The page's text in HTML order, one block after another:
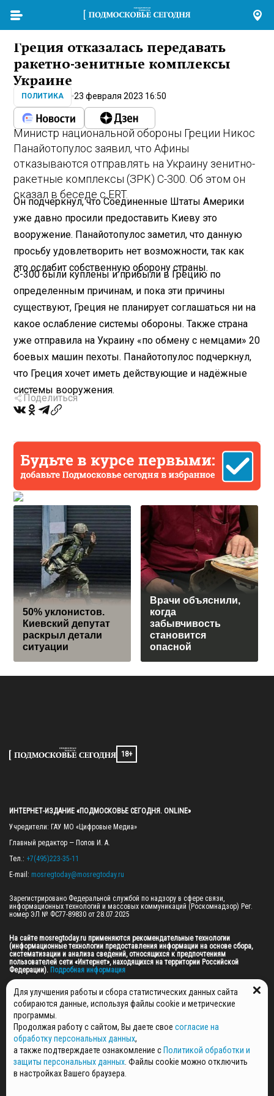
Греция отказалась передавать
ракетно-зенитные комплексы
Украине
ПОЛИТИКА 23 февраля 2023 16:50
Министр национальной обороны Греции Никос
Панайотопулос заявил, что Афины
отказываются отправлять на Украину зенитно-
ракетные комплексы (ЗРК) С-300. Об этом он
сказал в беседе с ERT.
Он подчеркнул, что Соединенные Штаты Америки
уже давно просили предоставить Киеву это
вооружение. Панайотопулос заметил, что данную
просьбу удовлетворить нет возможности, так как
это ослабит собственную оборону страны.
С-300 были куплены и прибыли в Грецию по
определенным причинам, и пока эти причины
существуют, Греция не планирует соглашаться ни на
какое ослабление системы обороны. Также страна
уже отправила на Украину «по обмену с немцами» 20
боевых машин пехоты. Панайотопулос подчеркнул,
что Греция хочет иметь действующие и надёжные
системы вооружения.
Поделиться
50% уклонистов.
Киевский депутат
раскрыл детали
ситуации
Врачи объяснили,
когда
забывчивость
становится
опасной
18+
ИНТЕРНЕТ-ИЗДАНИЕ «ПОДМОСКОВЬЕ СЕГОДНЯ. ONLINE»
Учредители: ГАУ МО «Цифровые Медиа»
Главный редактор — Попов И. А.
Тел.: +7(495)223-35-11
E-mail: mosregtoday@mosregtoday.ru
Зарегистрировано Федеральной службой по надзору в сфере связи,
информационных технологий и массовых коммуникаций (Роскомнадзор) Рег.
номер ЭЛ № ФС77-89830 от 28.07.2025
На сайте mosregtoday.ru применяются рекомендательные технологии
(информационные технологии предоставления информации на основе сбора,
систематизации и анализа сведений, относящихся к предпочтениям
пользователей сети «Интернет», находящихся на территории Российской
Федерации). Подробная информация
© 2026 ПРАВА НА ВСЕ МАТЕРИАЛЫ САЙТА ПРИНАДЛЕЖАТ ГАУ МО "ЦИФРОВЫЕ
МЕДИА" (ОГРН: 1255000059467).
ПОЛИТИКА ОБРАБОТКИ И ЗАЩИТЫ ПЕРСОНАЛЬНЫХ ДАННЫХ
НОВОСТИ
ГАЗЕТЫ
РЕКЛАМОДАТЕЛЯМ
Для улучшения работы и сбора статистических данных сайта
собираются данные, используя файлы cookie и метрические
программы.
Продолжая работу с сайтом, Вы даете свое согласие на
обработку персональных данных,
а также подтверждаете ознакомление с Политикой обработки и
защиты персональных данных . Файлы cookie можно отключить
в настройках Вашего браузера.